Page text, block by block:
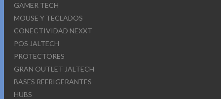
GAMER TECH
MOUSE Y TECLADOS
CONECTIVIDAD NEXXT
POS JALTECH
PROTECTORES
GRAN OUTLET JALTECH
BASES REFRIGERANTES
HUBS